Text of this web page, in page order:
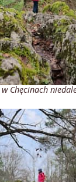
Chęcinach